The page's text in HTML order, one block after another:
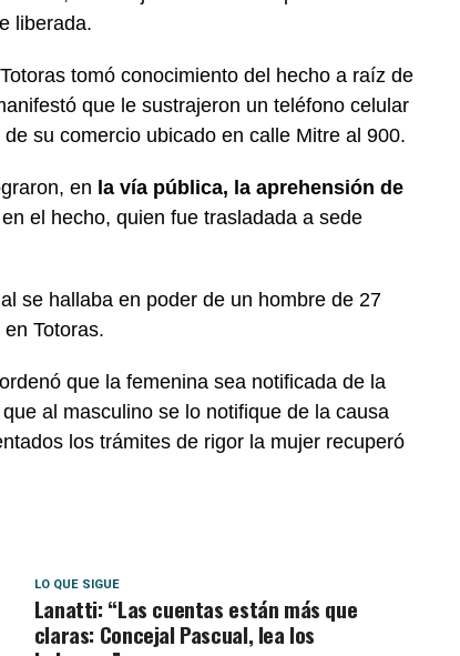
liberada.
tomó conocimiento del hecho a raíz de
que le sustrajeron un teléfono celular
su comercio ubicado en calle Mitre al 900.
en la vía pública, la aprehensión de
el hecho, quien fue trasladada a sede
se hallaba en poder de un hombre de 27
Totoras.
que la femenina sea notificada de la
al masculino se lo notifique de la causa
los trámites de rigor la mujer recuperó
LO QUE SIGUE
Lanatti: “Las cuentas están más que
claras: Concejal Pascual, lea los